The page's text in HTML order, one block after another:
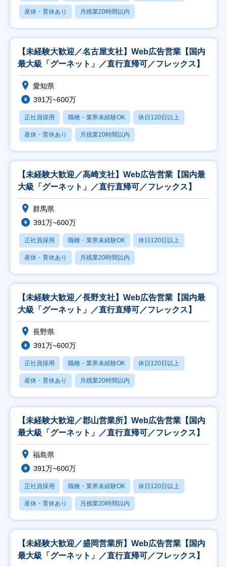
産休・育休あり 月残業20時間以内
【未経験大歓迎／名古屋支社】Web広告営業【国内
最大級「グーネット」／直行直帰可／フレックス】
愛知県
391万~600万
正社員採用 職種・業界未経験OK 休日120日以上
産休・育休あり 月残業20時間以内
【未経験大歓迎／高崎支社】Web広告営業【国内最
大級「グーネット」／直行直帰可／フレックス】
群馬県
391万~600万
正社員採用 職種・業界未経験OK 休日120日以上
産休・育休あり 月残業20時間以内
【未経験大歓迎／長野支社】Web広告営業【国内最
大級「グーネット」／直行直帰可／フレックス】
長野県
391万~600万
正社員採用 職種・業界未経験OK 休日120日以上
産休・育休あり 月残業20時間以内
【未経験大歓迎／郡山営業所】Web広告営業【国内
最大級「グーネット」／直行直帰可／フレックス】
福島県
391万~600万
正社員採用 職種・業界未経験OK 休日120日以上
産休・育休あり 月残業20時間以内
【未経験大歓迎／盛岡営業所】Web広告営業【国内
最大級「グーネット」／直行直帰可／フレックス】